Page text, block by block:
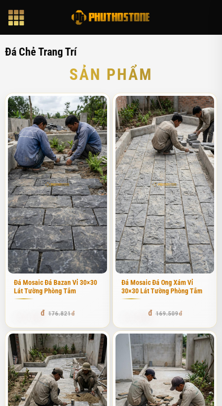
qua
Đá Chẻ Trang Trí
SẢN PHẨM
Đá Mosaic Đá Bazan Vỉ 30×30
Lát Tường Phòng Tắm
176.821
Đá Mosaic Đá Ong Xám Vỉ
30×30 Lát Tường Phòng Tắm
169.509